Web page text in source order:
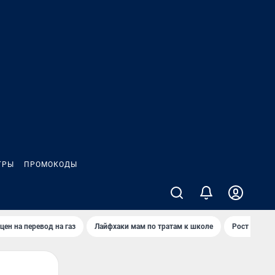
ПРОМОКОДЫ
на перевод на газ Лайфхаки мам по тратам к школе Рост цен на